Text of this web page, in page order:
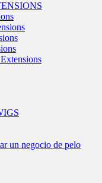
un negocio de pelo